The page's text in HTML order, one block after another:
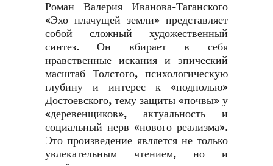
Роман Валерия Иванова-Таганского
«Эхо плачущей земли» представляет
собой сложный художественный
синтез. Он вбирает в себя
нравственные искания и эпический
масштаб Толстого, психологическую
глубину и интерес к «подполью»
Достоевского, тему защиты «почвы» у
«деревенщиков», актуальность и
социальный нерв «нового реализма».
Это произведение является не только
увлекательным чтением, но и